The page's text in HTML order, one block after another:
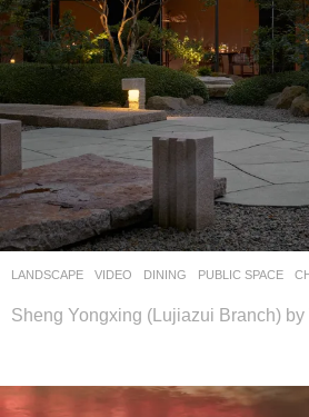
LANDSCAPE VIDEO DINING ,PUBLIC SPACE
Sheng Yongxing (Lujiazui Branch)